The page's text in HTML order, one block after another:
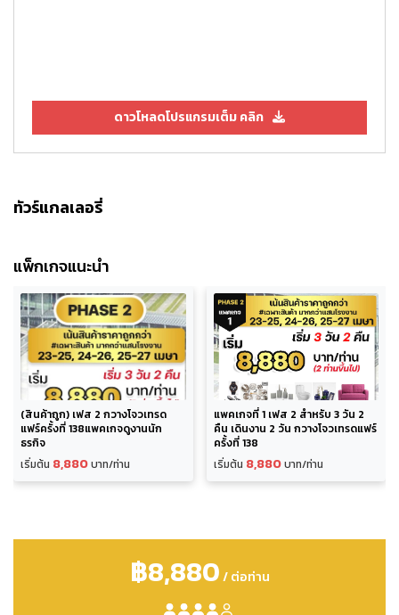
ดาวโหลดโปรแกรมเต็ม คลิก
ทัวร์แกลเลอรี่
แพ็กเกจแนะนำ
(สินค้าถูก) เฟส 2 กวางโจวเทรด
แฟร์ครั้งที่ 138แพคเกจดูงานนัก
ธุรกิจ
เริ่มต้น 8,880บาท/ท่าน
แพคเกจที่ 1 เฟส 2 สำหรับ 3 วัน 2
คืน เดินงาน 2 วัน กวางโจวเทรดแฟร์
ครั้งที่ 138
เริ่มต้น 8,880บาท/ท่าน
฿8,880/ ต่อท่าน